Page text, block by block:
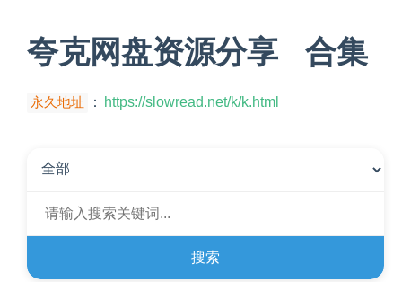
夸克网盘资源分享   合集
永久地址 ： https://slowread.net/k/k.html
搜索